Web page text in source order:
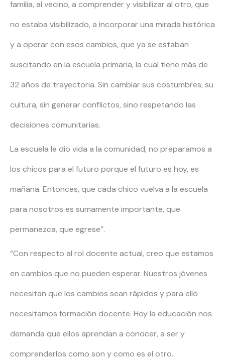
familia, al vecino, a comprender y visibilizar al otro, que
no estaba visibilizado, a incorporar una mirada histórica
y a operar con esos cambios, que ya se estaban
suscitando en la escuela primaria, la cual tiene más de
32 años de trayectoria. Sin cambiar sus costumbres, su
cultura, sin generar conflictos, sino respetando las
decisiones comunitarias.
La escuela le dio vida a la comunidad, no preparamos a
los chicos para el futuro porque el futuro es hoy, es
mañana. Entonces, que cada chico vuelva a la escuela
para nosotros es sumamente importante, que
permanezca, que egrese”.
“Con respecto al rol docente actual, creo que estamos
en cambios que no pueden esperar. Nuestros jóvenes
necesitan que los cambios sean rápidos y para ello
necesitamos formación docente. Hoy la educación nos
demanda que ellos aprendan a conocer, a ser y
comprenderlos como son y como es el otro.